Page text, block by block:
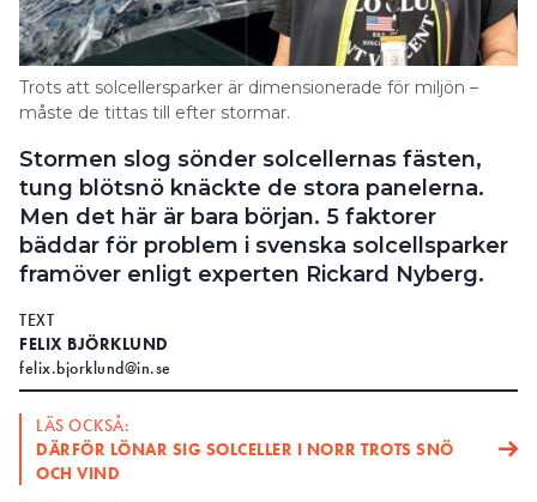
Search for:
Trots att solcellersparker är dimensionerade för miljön –
måste de tittas till efter stormar.
Stormen slog sönder solcellernas fästen,
tung blötsnö knäckte de stora panelerna.
Men det här är bara början. 5 faktorer
bäddar för problem i svenska solcellsparker
framöver enligt experten Rickard Nyberg.
TEXT
FELIX BJÖRKLUND
felix.bjorklund@in.se
LÄS OCKSÅ:
DÄRFÖR LÖNAR SIG SOLCELLER I NORR TROTS SNÖ
OCH VIND